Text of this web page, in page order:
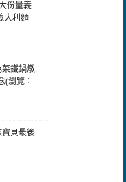
份量義
大利麵
鐵鍋燉.
(瀏覽：
寶貝最後